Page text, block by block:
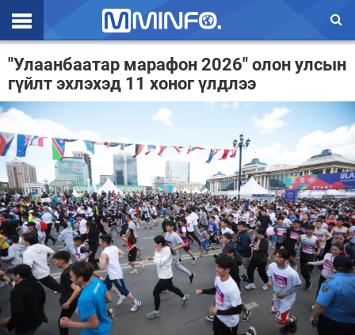
Эхлэл
Цаг агаар
Валют ханш
Улс төр
Эдийн засаг
Үзэл бодол
Спорт
Нийгэм
Дэлхий
"Улаанбаатар марафон 2026" олон улсын
гүйлт эхлэхэд 11 хоног үлдлээ